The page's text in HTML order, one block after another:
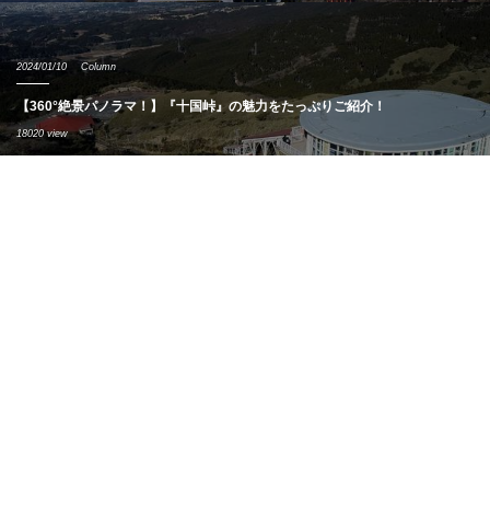
2024/01/10 Column
【360°絶景パノラマ！】『十国峠』の魅力をたっぷりご紹介！
18020 view